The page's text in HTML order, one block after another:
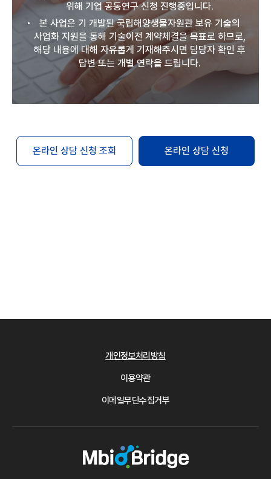
위해 기업 공동연구 신청 진행중입니다.
본 사업은 기 개발된 국립해양생물자원관 보유 기술의
사업화 지원을 통해 기술이전 계약체결을 목표로 하므로,
해당 내용에 대해 자유롭게 기재해주시면 담당자 확인 후
답변 또는 개별 연락을 드립니다.
온라인 상담 신청 조회 온라인 상담 신청
개인정보처리방침
이용약관
이메일무단수집거부